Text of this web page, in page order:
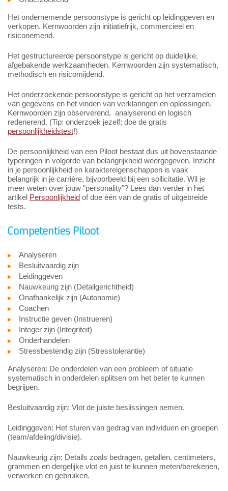
Het ondernemende persoonstype is gericht op leidinggeven en
verkopen. Kernwoorden zijn initiatiefrijk, commercieel en
risiconemend.
Het gestructureerde persoonstype is gericht op duidelijke,
afgebakende werkzaamheden. Kernwoorden zijn systematisch,
methodisch en risicomijdend.
Het onderzoekende persoonstype is gericht op het verzamelen
van gegevens en het vinden van verklaringen en oplossingen.
Kernwoorden zijn observerend, analyserend en logisch
redenerend. (Tip: onderzoek jezelf; doe de gratis
persoonlijkheidstest!)
De persoonlijkheid van een Piloot bestaat dus uit bovenstaande
typeringen in volgorde van belangrijkheid weergegeven. Inzicht
in je persoonlijkheid en karaktereigenschappen is vaak
belangrijk in je carrière, bijvoorbeeld bij een sollicitatie. Wil je
meer weten over jouw "personality"? Lees dan verder in het
artikel Persoonlijkheid of doe één van de gratis of uitgebreide
tests.
Competenties Piloot
Analyseren
Besluitvaardig zijn
Leidinggeven
Nauwkeurig zijn (Detailgerichtheid)
Onafhankelijk zijn (Autonomie)
Coachen
Instructie geven (Instrueren)
Integer zijn (Integriteit)
Onderhandelen
Stressbestendig zijn (Stresstolerantie)
Analyseren: De onderdelen van een probleem of situatie
systematisch in onderdelen splitsen om het beter te kunnen
begrijpen.
Besluitvaardig zijn: Vlot de juiste beslissingen nemen.
Leidinggeven: Het sturen van gedrag van individuen en groepen
(team/afdeling/divisie).
Nauwkeurig zijn: Details zoals bedragen, getallen, centimeters,
grammen en dergelijke vlot en juist te kunnen meten/berekenen,
verwerken en gebruiken.